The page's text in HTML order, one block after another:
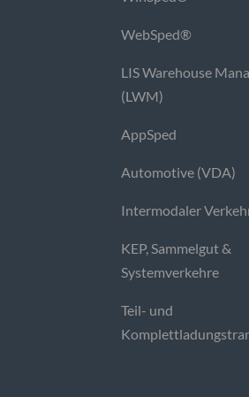
WebSped®
LIS Warehouse
(LWM)
AppSped
Automotive (VDA)
Intermodaler
KEP, Sammelgut &
Systemverkehre
Teil- und